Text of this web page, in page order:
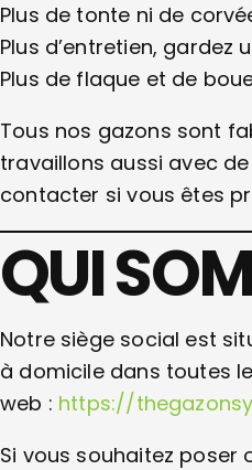
Plus de tonte ni de
Plus d’entretien, gardez
Plus de flaque et de
Tous nos gazons sont
travaillons aussi avec
contacter si vous êtes
QUI
Notre siège social est
à domicile dans toutes
web : https://
Si vous souhaitez